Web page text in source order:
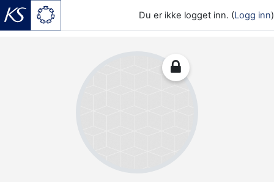
Du er ikke logget inn. (Logg inn)